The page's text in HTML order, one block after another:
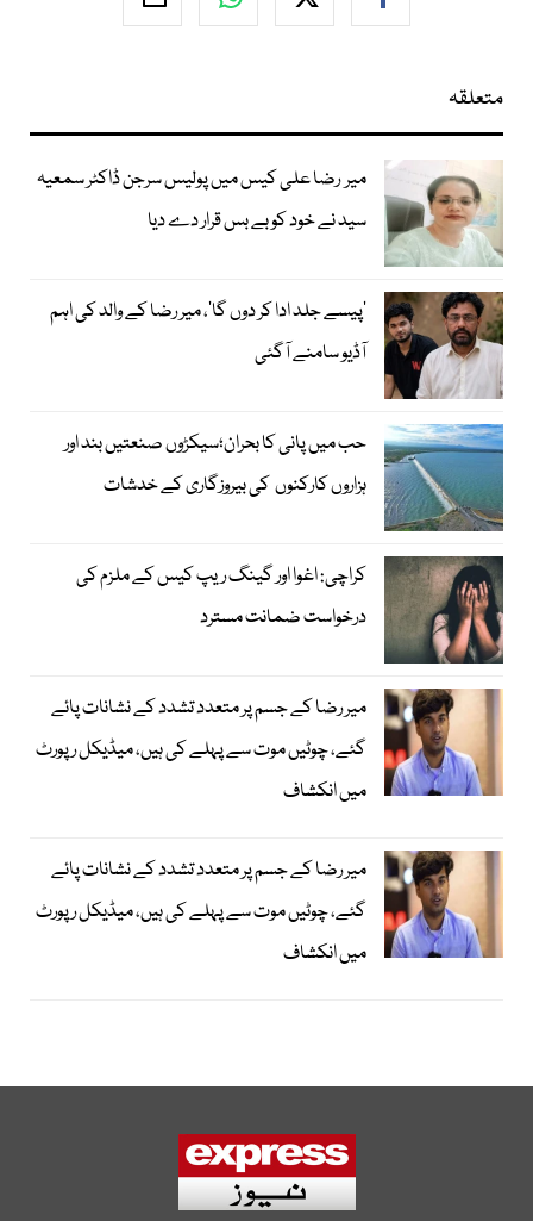
متعلقہ
میر رضا علی کیس میں پولیس سرجن ڈاکٹر سمعیہ
سید نے خود کو بے بس قرار دے دیا
’پیسے جلد ادا کر دوں گا‘، میر رضا کے والد کی اہم
آڈیو سامنے آگئی
حب میں پانی کا بحران؛سیکڑوں صنعتیں بند اور
ہزاروں کارکنوں کی بیروزگاری کے خدشات
کراچی: اغوا اور گینگ ریپ کیس کے ملزم کی
درخواست ضمانت مسترد
میر رضا کے جسم پر متعدد تشدد کے نشانات پائے
گئے، چوٹیں موت سے پہلے کی ہیں، میڈیکل رپورٹ
میں انکشاف
میر رضا کے جسم پر متعدد تشدد کے نشانات پائے
گئے، چوٹیں موت سے پہلے کی ہیں، میڈیکل رپورٹ
میں انکشاف